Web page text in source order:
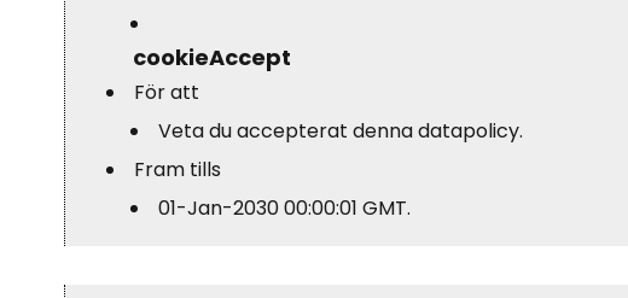
cookieAccept
För att
Veta du accepterat denna datapolicy.
Fram tills
01-Jan-2030 00:00:01 GMT.